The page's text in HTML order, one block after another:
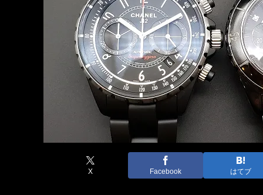
X Facebook はてブ